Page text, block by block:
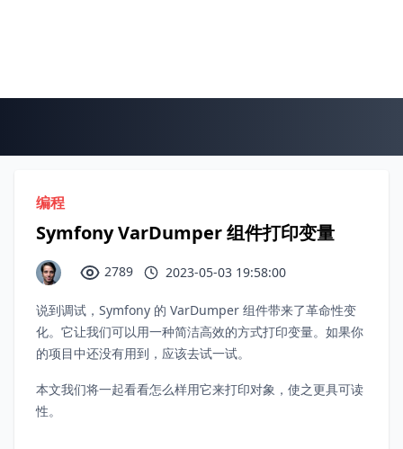
编程
Symfony VarDumper 组件打印变量
2789 2023-05-03 19:58:00
说到调试，Symfony 的 VarDumper 组件带来了革命性变
化。它让我们可以用一种简洁高效的方式打印变量。如果你
的项目中还没有用到，应该去试一试。
本文我们将一起看看怎么样用它来打印对象，使之更具可读
性。